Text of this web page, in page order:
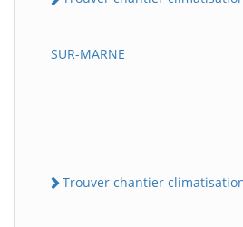
SUR-MARNE
Trouver chantier climatisation